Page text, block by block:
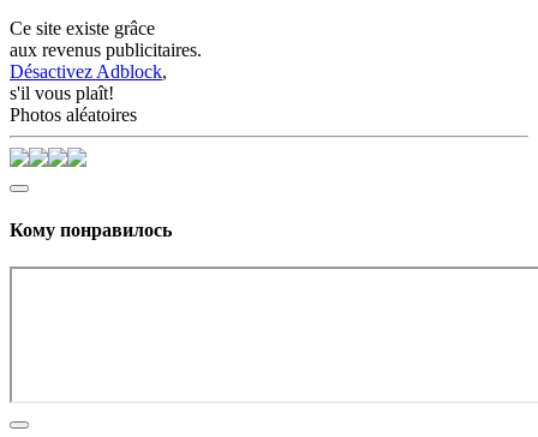
Ce site existe grâce
aux revenus publicitaires.
Désactivez Adblock,
s'il vous plaît!
Photos aléatoires
Кому понравилось